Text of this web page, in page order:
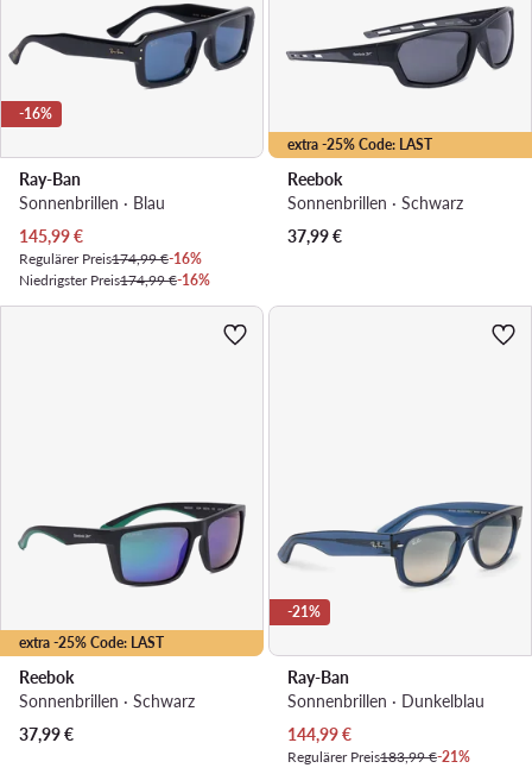
-16%
Ray-Ban
Sonnenbrillen · Blau
Aktueller Preis
145,99€
Regulärer Preis174,99 €-16%
Niedrigster Preis174,99 €-16%
extra -25% Code: LAST
Reebok
Sonnenbrillen · Schwarz
37,99€
extra -25% Code: LAST
Reebok
Sonnenbrillen · Schwarz
37,99€
-21%
Ray-Ban
Sonnenbrillen · Dunkelblau
Aktueller Preis
144,99€
Regulärer Preis183,99 €-21%